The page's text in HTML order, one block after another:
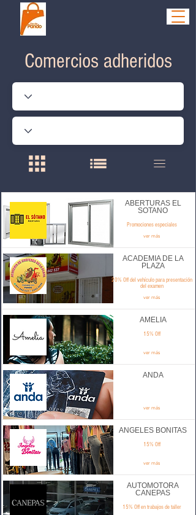
Comercios adheridos
ABERTURAS EL
SOTANO
Promociones especiales
ver más
ACADEMIA DE LA
PLAZA
20% Off del vehículo para presentación
del examen
ver más
AMELIA
15% Off
ver más
ANDA
ver más
ANGELES BONITAS
15% Off
ver más
AUTOMOTORA
CANEPAS
15% Off en trabajos de taller